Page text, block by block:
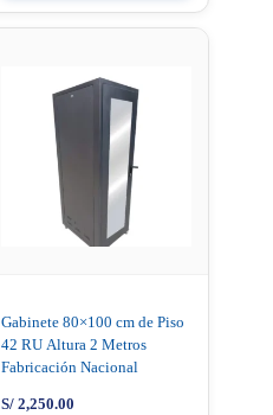
Gabinete 80×100 cm de Piso
42 RU Altura 2 Metros
Fabricación Nacional
S/ 2,250.00